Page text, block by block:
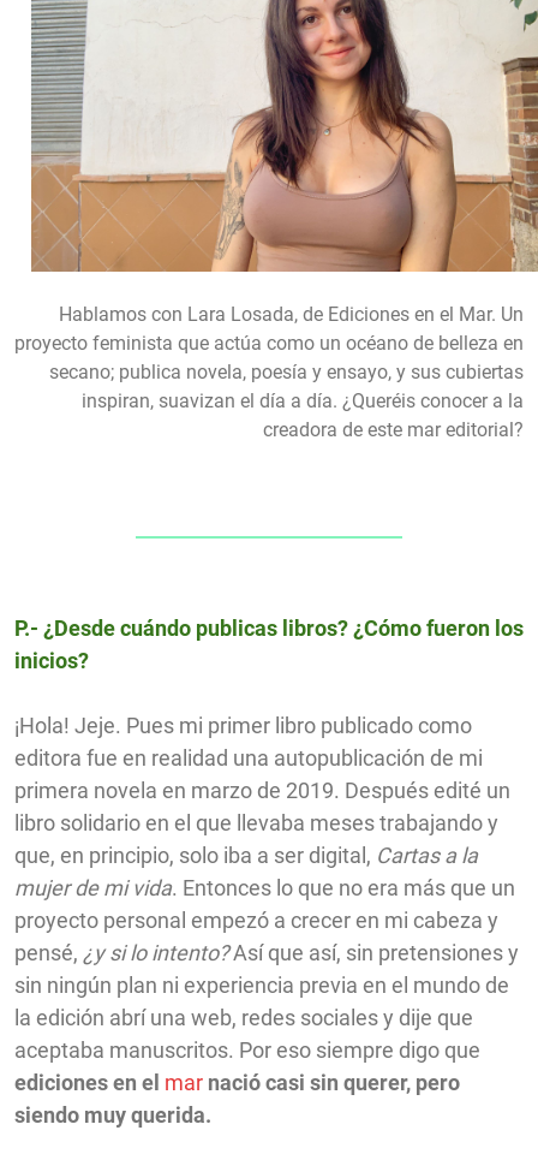
Hablamos con Lara Losada, de Ediciones en el Mar. Un
proyecto feminista que actúa como un océano de belleza en
secano; publica novela, poesía y ensayo, y sus cubiertas
inspiran, suavizan el día a día. ¿Queréis conocer a la
creadora de este mar editorial?
P.- ¿Desde cuándo publicas libros? ¿Cómo fueron los
inicios?
¡Hola! Jeje. Pues mi primer libro publicado como
editora fue en realidad una autopublicación de mi
primera novela en marzo de 2019. Después edité un
libro solidario en el que llevaba meses trabajando y
que, en principio, solo iba a ser digital, Cartas a la
mujer de mi vida. Entonces lo que no era más que un
proyecto personal empezó a crecer en mi cabeza y
pensé, ¿y si lo intento?Así que así, sin pretensiones y
sin ningún plan ni experiencia previa en el mundo de
la edición abrí una web, redes sociales y dije que
aceptaba manuscritos. Por eso siempre digo que
ediciones en el mar nació casi sin querer, pero
siendo muy querida.